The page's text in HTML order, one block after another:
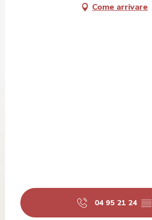
Come arrivare
04 95 21 24 ▒▒